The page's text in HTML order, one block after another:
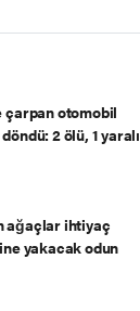
çarpan otomobil
2 ölü, 1 yaralı
ağaçlar ihtiyaç
yakacak odun